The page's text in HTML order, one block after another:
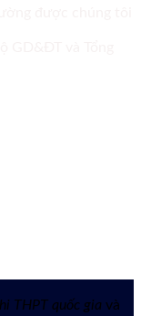
THPT quốc gia và